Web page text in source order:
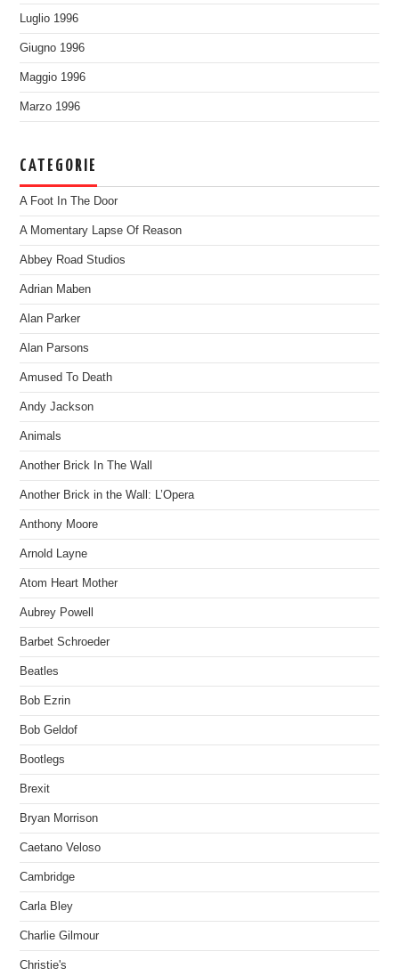
Luglio 1996
Giugno 1996
Maggio 1996
Marzo 1996
CATEGORIE
A Foot In The Door
A Momentary Lapse Of Reason
Abbey Road Studios
Adrian Maben
Alan Parker
Alan Parsons
Amused To Death
Andy Jackson
Animals
Another Brick In The Wall
Another Brick in the Wall: L’Opera
Anthony Moore
Arnold Layne
Atom Heart Mother
Aubrey Powell
Barbet Schroeder
Beatles
Bob Ezrin
Bob Geldof
Bootlegs
Brexit
Bryan Morrison
Caetano Veloso
Cambridge
Carla Bley
Charlie Gilmour
Christie's